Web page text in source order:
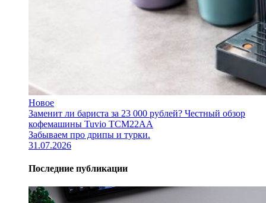
Новое
Заменит ли бариста за 23 000 рублей? Честный обзор
кофемашины Tuvio TCM22AA
Забываем про дрипы и турки.
31.07.2026
Последние публикации